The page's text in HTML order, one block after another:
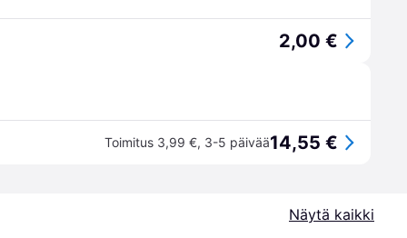
2,00 €
Toimitus 3,99 €, 3-5 päivää14,55 €
Näytä kaikki